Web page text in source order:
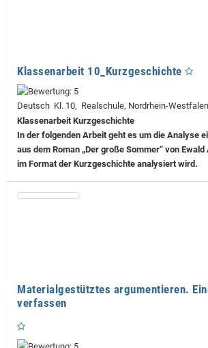
Klassenarbeit 10_Kurzgeschichte
Deutsch Kl. 10, Realschule, Nordrhein-Westfalen
Klassenarbeit Kurzgeschichte
In der folgenden Arbeit geht es um die Analyse
aus dem Roman „Der große Sommer“ von
im Format der Kurzgeschichte analysiert wird.
Materialgestütztes argumentieren.
verfassen